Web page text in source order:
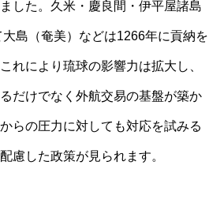
した。久米・慶良間・伊平屋諸島
島（奄美）などは1266年に貢納を
れにより琉球の影響力は拡大し、
だけでなく外航交易の基盤が築か
らの圧力に対しても対応を試みる
慮した政策が見られます。